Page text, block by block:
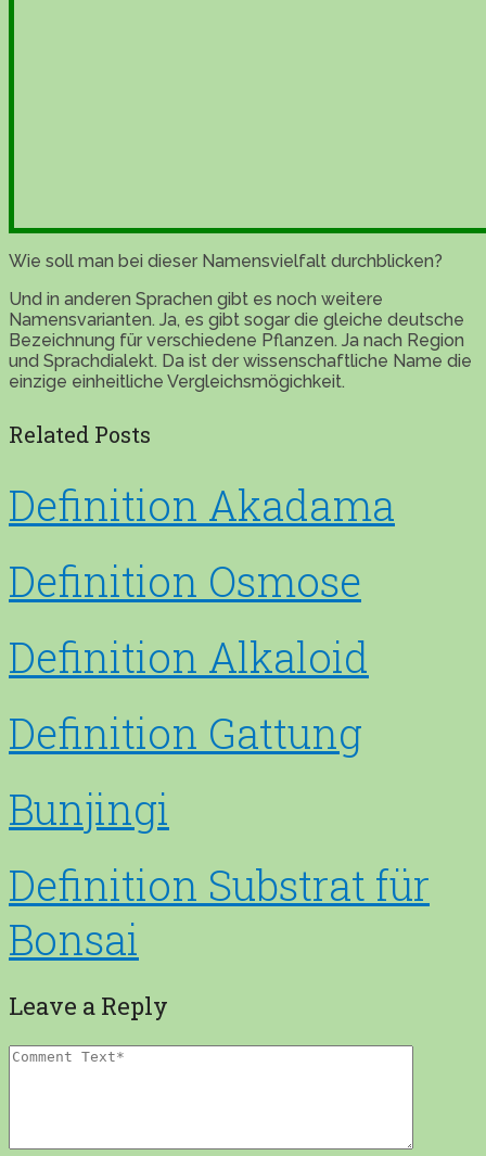
Wie soll man bei dieser Namensvielfalt durchblicken?
Und in anderen Sprachen gibt es noch weitere
Namensvarianten. Ja, es gibt sogar die gleiche deutsche
Bezeichnung für verschiedene Pflanzen. Ja nach Region
und Sprachdialekt. Da ist der wissenschaftliche Name die
einzige einheitliche Vergleichsmögichkeit.
Related Posts
Definition Akadama
Definition Osmose
Definition Alkaloid
Definition Gattung
Bunjingi
Definition Substrat für
Bonsai
Leave a Reply